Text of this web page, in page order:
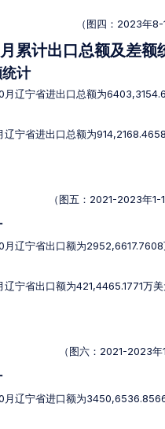
（图四：2023年8-
累计出口总额及差额
统计
月辽宁省进出口总额为
辽宁省进出口总额为
（图五：2021-2023年1-
月辽宁省出口额为
辽宁省出口额为421,4465.1771
（图六：2021-2023年
月辽宁省进口额为